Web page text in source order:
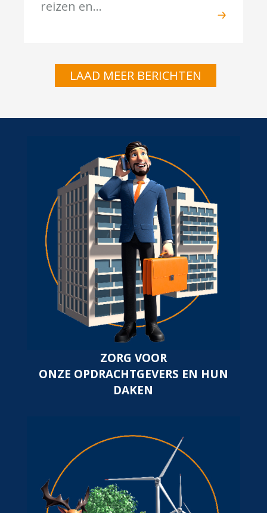
reizen en...
LAAD MEER BERICHTEN
ZORG VOOR
ONZE OPDRACHTGEVERS EN HUN
DAKEN